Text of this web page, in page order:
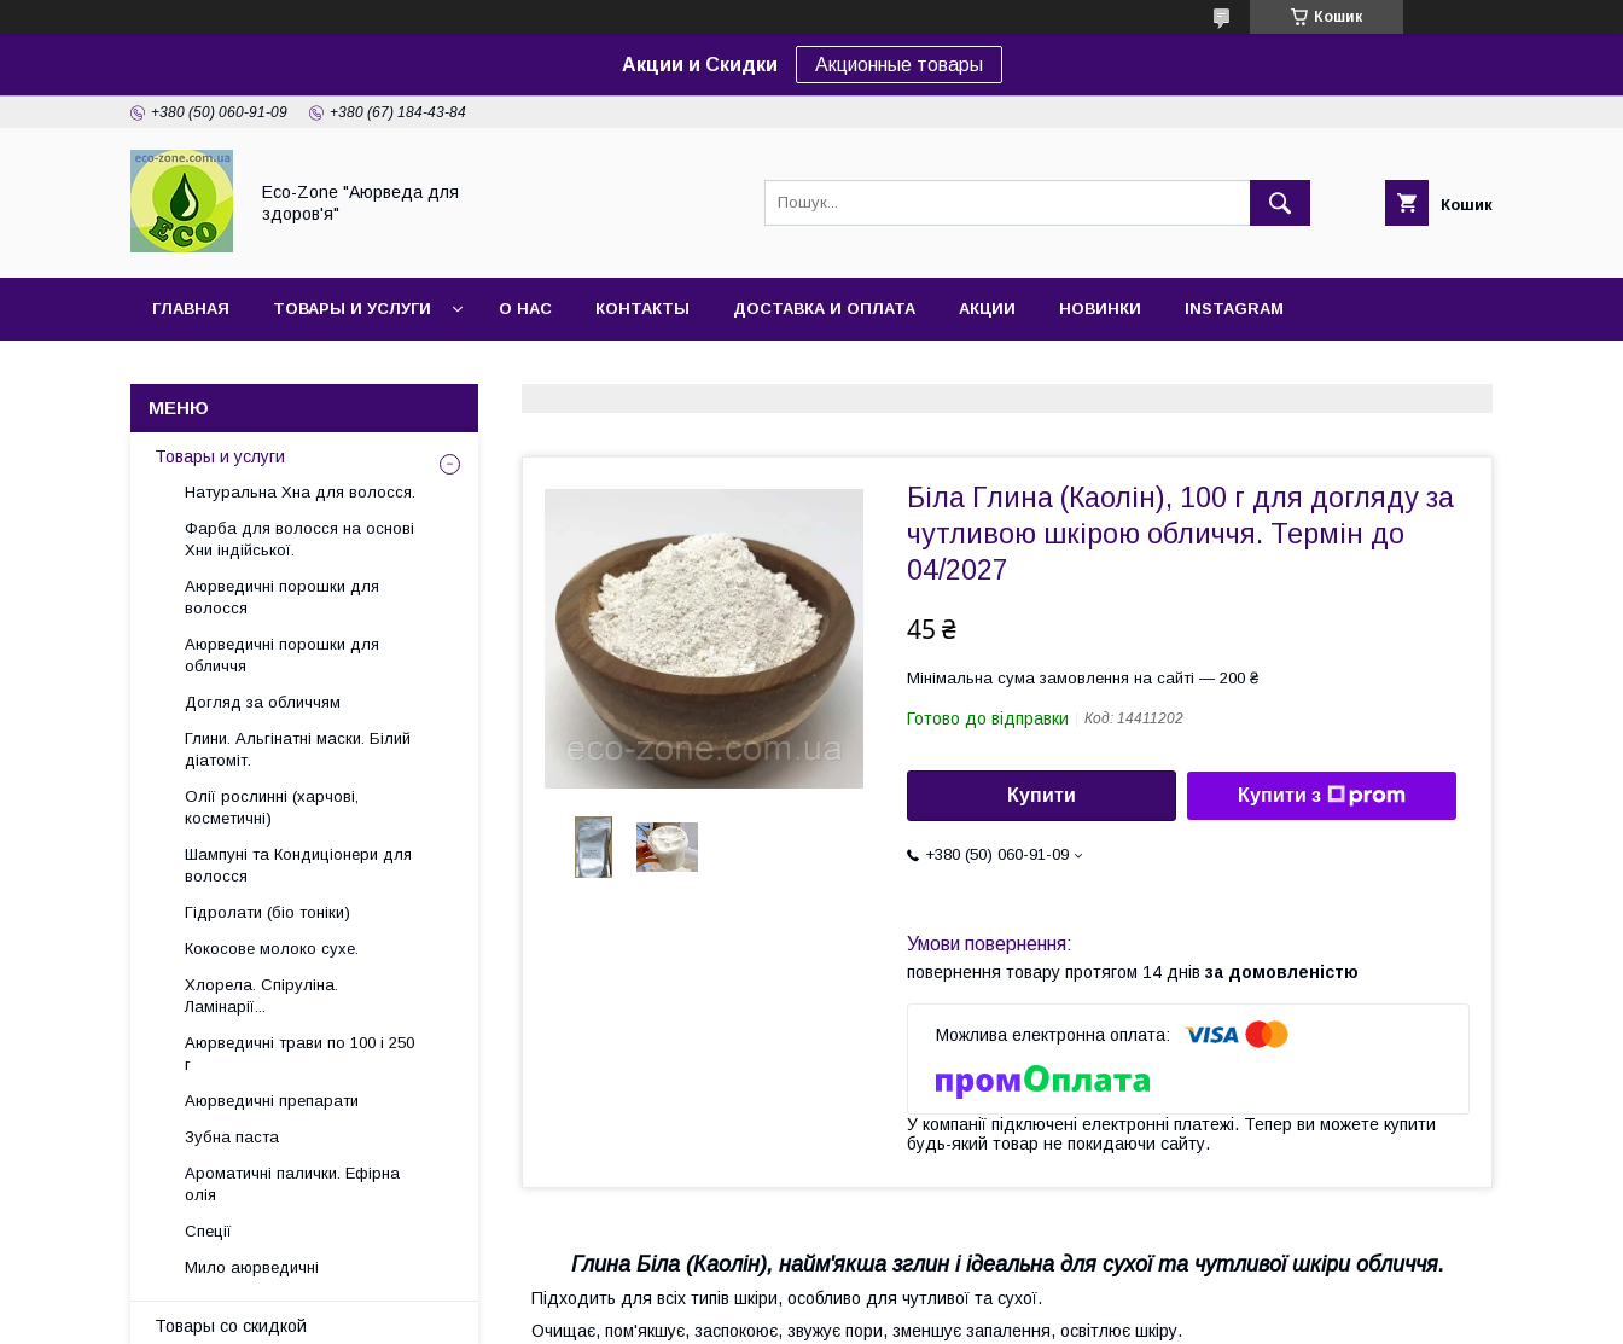
Кошик
Акции и Скидки Акционные товары
+380 (50) 060-91-09 +380 (67) 184-43-84
Eco-Zone "Аюрведа для
здоров'я"
Кошик
ГЛАВНАЯ ТОВАРЫ И УСЛУГИ О НАС КОНТАКТЫ ДОСТАВКА И ОПЛАТА АКЦИИ НОВИНКИ INSTAGRAM
Біла Глина (Каолін), 100 г для догляду за
чутливою шкірою обличчя. Термін до
04/2027
45 ₴
Мінімальна сума замовлення на сайті — 200 ₴
Готово до відправки Код: 14411202
Купити Купити з
+380 (50) 060-91-09
повернення товару протягом 14 днів за домовленістю
У компанії підключені електронні платежі. Тепер ви можете купити
будь-який товар не покидаючи сайту.
Глина Біла (Каолін), найм'якша зглин і ідеальна для сухої та чутливої шкіри обличчя.
Підходить для всіх типів шкіри, особливо для чутливої та сухої.
Очищає, пом'якшує, заспокоює, звужує пори, зменшує запалення, освітлює шкіру.
Товары и услуги
Натуральна Хна для волосся.
Фарба для волосся на основі
Хни індійської.
Аюрведичні порошки для
волосся
Аюрведичні порошки для
обличчя
Догляд за обличчям
Глини. Альгінатні маски. Білий
діатоміт.
Олії рослинні (харчові,
косметичні)
Шампуні та Кондиціонери для
волосся
Гідролати (біо тоніки)
Кокосове молоко сухе.
Хлорела. Спіруліна.
Ламінарії...
Аюрведичні трави по 100 і 250
г
Аюрведичні препарати
Зубна паста
Ароматичні палички. Ефірна
олія
Спеції
Мило аюрведичні
Товары со скидкой